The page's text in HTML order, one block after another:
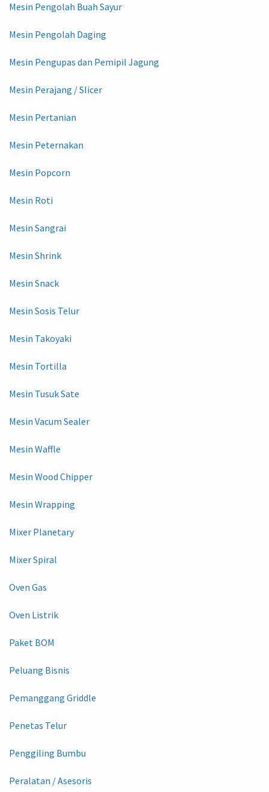
Mesin Pengolah Buah Sayur
Mesin Pengolah Daging
Mesin Pengupas dan Pemipil Jagung
Mesin Perajang / Slicer
Mesin Pertanian
Mesin Peternakan
Mesin Popcorn
Mesin Roti
Mesin Sangrai
Mesin Shrink
Mesin Snack
Mesin Sosis Telur
Mesin Takoyaki
Mesin Tortilla
Mesin Tusuk Sate
Mesin Vacum Sealer
Mesin Waffle
Mesin Wood Chipper
Mesin Wrapping
Mixer Planetary
Mixer Spiral
Oven Gas
Oven Listrik
Paket BOM
Peluang Bisnis
Pemanggang Griddle
Penetas Telur
Penggiling Bumbu
Peralatan / Asesoris